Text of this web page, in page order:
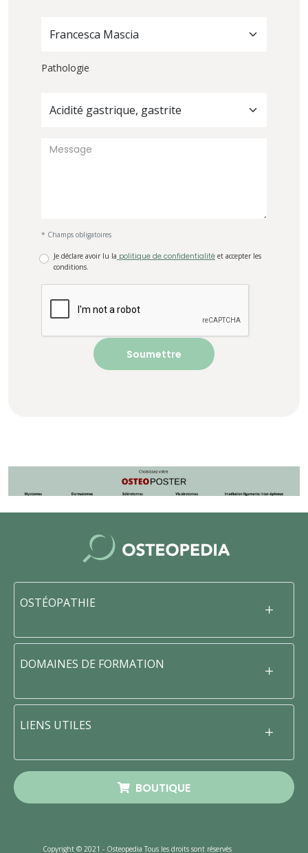
Francesca Mascia
Pathologie
Acidité gastrique, gastrite
* Champs obligatoires
Je déclare avoir lu la politique de confidentialité et accepter les
conditions.
OSTÉOPATHIE
DOMAINES DE FORMATION
LIENS UTILES
BOUTIQUE
Copyright © 2021 - Osteopedia Tous les droits sont réservés